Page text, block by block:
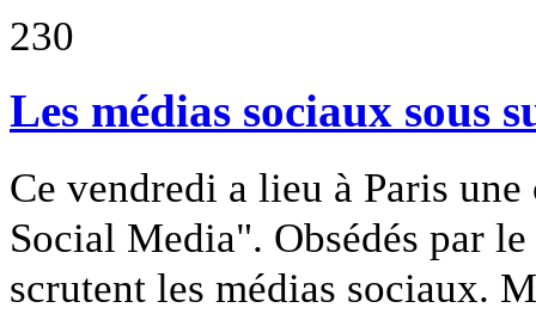
230
Les médias sociaux sous
Ce vendredi a lieu à Paris
Social Media". Obsédés par
scrutent les médias sociaux.